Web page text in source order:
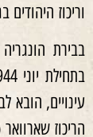
וריכוז
בבירת
עינויים,